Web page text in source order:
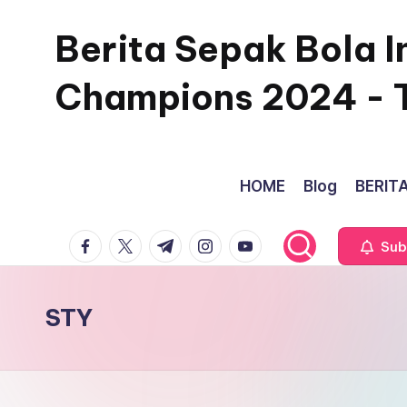
content
Berita Sepak Bola
Champions 2024 -
HOME Blog
facebook.com
twitter.com
t.me instagram.com
youtube.com
STY